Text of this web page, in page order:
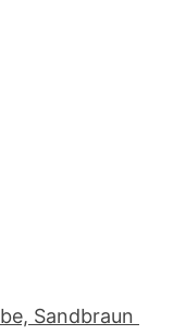
Sandbraun